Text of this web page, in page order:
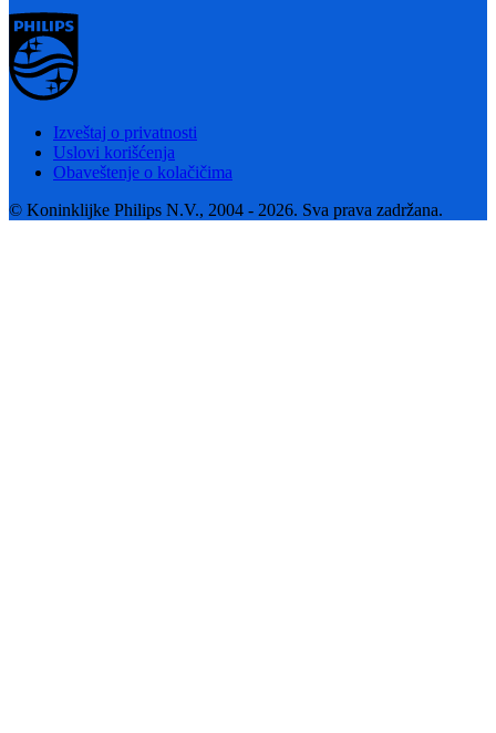
Izveštaj o privatnosti
Uslovi korišćenja
Obaveštenje o kolačičima
© Koninklijke Philips N.V., 2004 - 2026. Sva prava zadržana.